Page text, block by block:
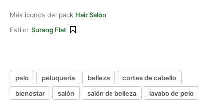
Más iconos del pack Hair Salon
Estilo: Surang Flat
pelo peluquería belleza
cortes de cabello
bienestar
salón salón de belleza lavabo de pelo